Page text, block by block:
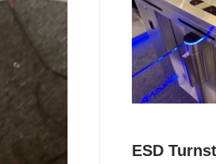
ESD